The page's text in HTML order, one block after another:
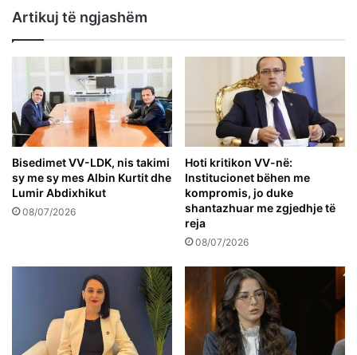
Artikuj të ngjashëm
Bisedimet VV-LDK, nis takimi
sy me sy mes Albin Kurtit dhe
Lumir Abdixhikut
08/07/2026
Hoti kritikon VV-në:
Institucionet bëhen me
kompromis, jo duke
shantazhuar me zgjedhje të
reja
08/07/2026